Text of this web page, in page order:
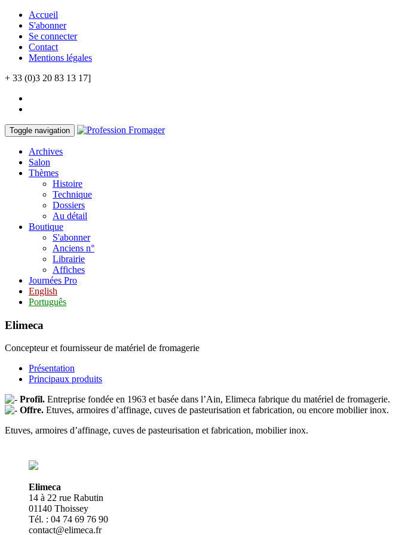
Accueil
S'abonner
Se connecter
Contact
Mentions légales
+ 33 (0)3 20 83 13 17]
Toggle navigation
Archives
Salon
Thèmes
Histoire
Technique
Dossiers
Au détail
Boutique
S'abonner
Anciens n°
Librairie
Affiches
Journées Pro
English
Português
Elimeca
Concepteur et fournisseur de matériel de fromagerie
Présentation
Principaux produits
Profil. Entreprise fondée en 1963 et basée dans l’Ain, Elimeca fabrique du matériel de fromagerie.
Offre. Etuves, armoires d’affinage, cuves de pasteurisation et fabrication, ou encore mobilier inox.
Etuves, armoires d’affinage, cuves de pasteurisation et fabrication, mobilier inox.
Elimeca
14 à 22 rue Rabutin
01140 Thoissey
Tél. : 04 74 69 76 90
contact@elimeca.fr